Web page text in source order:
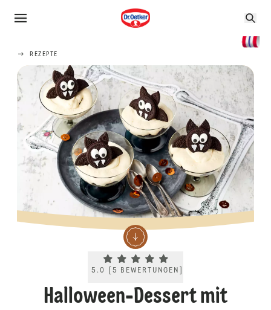
REZEPTE
Current rating 5.0. Click to rate.
5.0 5 BEWERTUNGEN
Halloween-Dessert mit